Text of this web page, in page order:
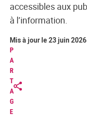
accessibles aux
à l’information.
P
A
R
T
A
G
E
Mis à jour le 23 juin 2026